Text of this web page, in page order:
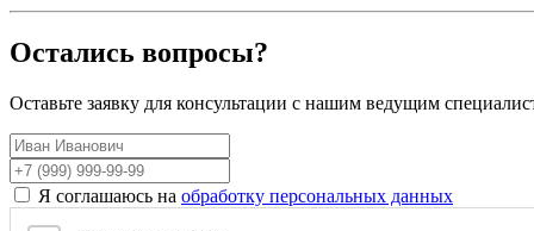
Остались вопросы?
Оставьте заявку для консультации с нашим ведущим
Я соглашаюсь на обработку персональных данных